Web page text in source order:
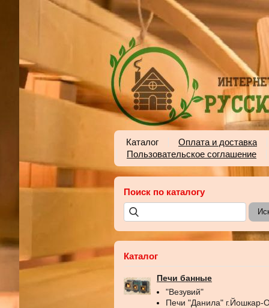
Каталог
Оплата и доставка
Пользовательское соглашение
Поиск по каталогу
Каталог
Печи банные
"Везувий"
Печи "Данила" г.Йошкар-